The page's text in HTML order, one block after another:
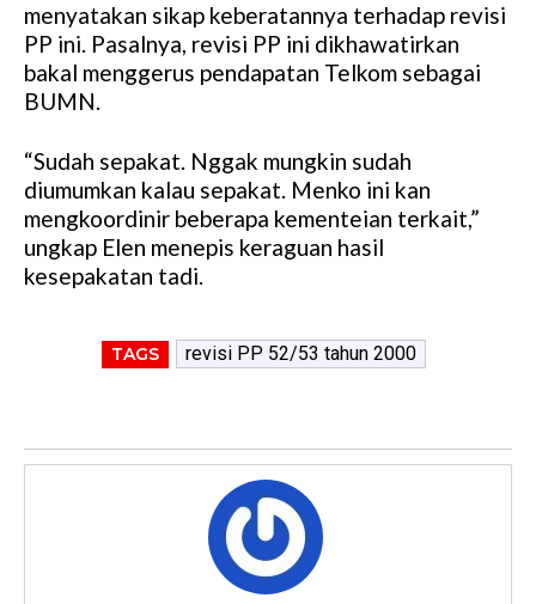
menyatakan sikap keberatannya terhadap revisi
PP ini. Pasalnya, revisi PP ini dikhawatirkan
bakal menggerus pendapatan Telkom sebagai
BUMN.
“Sudah sepakat. Nggak mungkin sudah
diumumkan kalau sepakat. Menko ini kan
mengkoordinir beberapa kementeian terkait,”
ungkap Elen menepis keraguan hasil
kesepakatan tadi.
TAGS revisi PP 52/53 tahun 2000